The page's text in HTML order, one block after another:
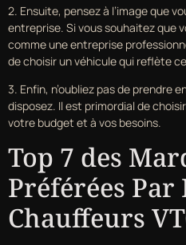
2. Ensuite, pensez à l’image que
entreprise. Si vous souhaitez que
comme une entreprise
de choisir un véhicule qui reflète
3. Enfin, n’oubliez pas de prendre
disposez. Il est primordial de
votre budget et à vos besoins.
Top 7 des
Préférées Par
Chauffeurs